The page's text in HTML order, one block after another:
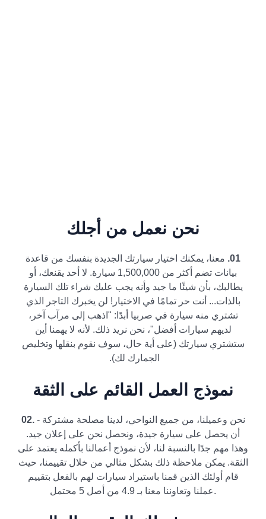
نحن نعمل من أجلك
01. معنا، يمكنك اختيار سيارتك الجديدة بنفسك من قاعدة
بيانات تضم أكثر من 1,500,000 سيارة. لا أحد يقنعك، أو
يطالبك، بأن شيئًا ما جيد وأنه يجب عليك شراء تلك السيارة
بالذات... أنت حر تمامًا في الاختيار! لن يخبرك التاجر الذي
تشتري منه سيارة في صربيا أبدًا: "اذهب إلى مرآب آخر،
لديهم سيارات أفضل"، نحن نريد ذلك. لأنه لا يهمنا أين
ستشتري سيارتك (على أية حال، سوف نقوم بنقلها وتخليص
الجمارك لك).
نموذج العمل القائم على الثقة
02.نحن وعميلنا، من جميع النواحي، لدينا مصلحة مشتركة -
أن يحصل على سيارة جيدة، ونحصل نحن على إعلان جيد.
وهذا مهم جدًا بالنسبة لنا، لأن نموذج أعمالنا بأكمله يعتمد على
الثقة. يمكن ملاحظة ذلك بشكل مثالي من خلال تقييمنا، حيث
قام أولئك الذين قمنا باستيراد سيارات لهم بالفعل بتقييم
عملنا وتعاوننا معنا بـ 4.9 من أصل 5 محتمل.